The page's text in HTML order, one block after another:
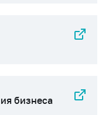
бизнеса